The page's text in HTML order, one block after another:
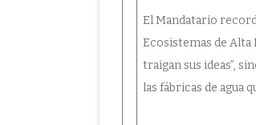
El Mandatario
Ecosistemas de
traigan sus ideas”,
las fábricas de agua